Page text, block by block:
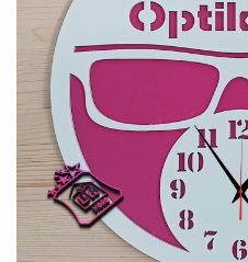
Ceasuri
Ceasuri cu rama foto
Ceasuri meserii
Ceasuri logo
Ceasuri de perete animalute
Ceasuri decorative
Ceasuri evenimente
Ceasuri gravate
Ceasuri hobby